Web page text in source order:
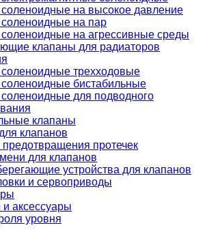
на высокое давление
на пар
на агрессивные среды
клапаны для радиаторов
трехходовые
бистабильные
для подводного
клапаны
клапанов
протечек
для клапанов
устройства для клапанов
и сервоприводы
и аксессуары
уровня